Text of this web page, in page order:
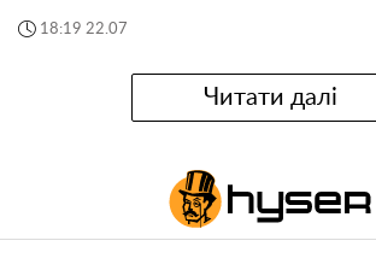
18:19 22.07
Читати далі